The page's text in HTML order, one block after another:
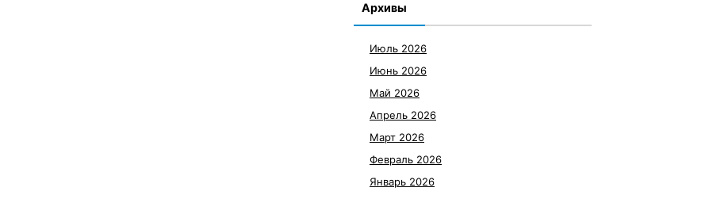
Архивы
Июль 2026
Июнь 2026
Май 2026
Апрель 2026
Март 2026
Февраль 2026
Январь 2026